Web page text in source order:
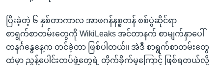
ပြီးခဲ့တဲ့ ၆ နှစ်တာကာလ အာဖဂန်နစ္စတန် စစ်ပွဲဆိုင်ရာ
စာရွက်စာတမ်းတွေကို WikiLeaks အင်တာနက် စာမျက်နှာပေါ်
တနင်္ဂနွေနေ့က တင်ခဲ့တာ ဖြစ်ပါတယ်။ အဲဒီ စာရွက်စာတမ်းတွေ
ထဲမှာ ညွန့်ပေါင်းတပ်ဖွဲ့တွေရဲ့ တိုက်ခိုက်မှုကြောင့် ဖြစ်ရတယ်လို့